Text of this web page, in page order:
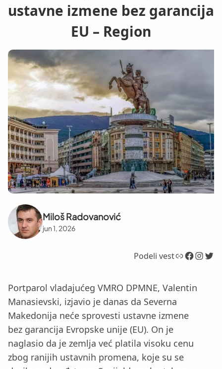
ustavne izmene bez garancija
EU – Region
Miloš Radovanović
jun 1, 2026
Podeli vestLink Facebook InstagramTwitter
Portparol vladajućeg VMRO DPMNE, Valentin
Manasievski, izjavio je danas da Severna
Makedonija neće sprovesti ustavne izmene
bez garancija Evropske unije (EU). On je
naglasio da je zemlja već platila visoku cenu
zbog ranijih ustavnih promena, koje su se